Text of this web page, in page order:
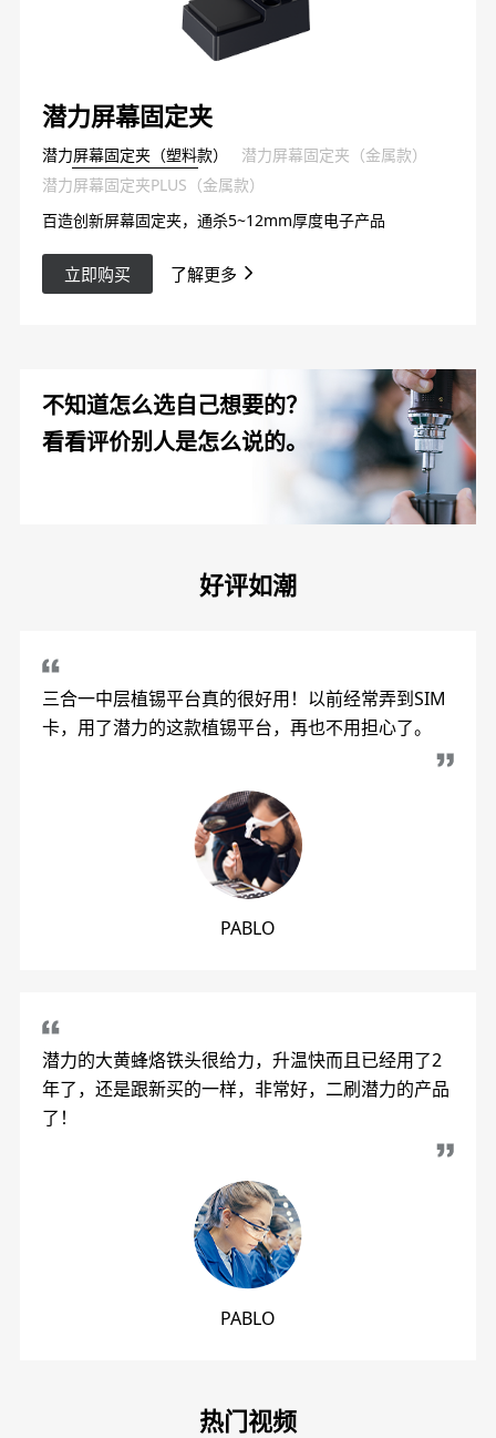
潜力屏幕固定夹
潜力屏幕固定夹（塑料款）
潜力屏幕固定夹（金属款）
潜力屏幕固定夹PLUS（金属款）
百造创新屏幕固定夹，通杀5~12mm厚度电子产品
立即购买 了解更多
不知道怎么选自己想要的？
看看评价别人是怎么说的。
好评如潮
三合一中层植锡平台真的很好用！以前经常弄到SIM
卡，用了潜力的这款植锡平台，再也不用担心了。
PABLO
潜力的大黄蜂烙铁头很给力，升温快而且已经用了2
年了，还是跟新买的一样，非常好，二刷潜力的产品
了！
PABLO
热门视频